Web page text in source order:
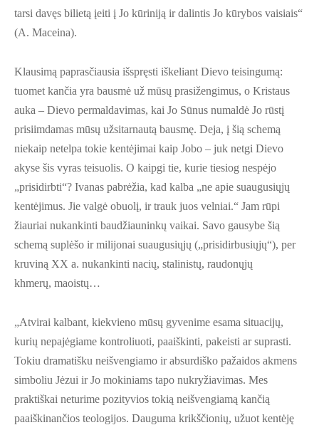
tarsi davęs bilietą įeiti į Jo kūriniją ir dalintis Jo kūrybos vaisiais“
(A. Maceina).
Klausimą paprasčiausia išspręsti iškeliant Dievo teisingumą:
tuomet kančia yra bausmė už mūsų prasižengimus, o Kristaus
auka – Dievo permaldavimas, kai Jo Sūnus numaldė Jo rūstį
prisiimdamas mūsų užsitarnautą bausmę. Deja, į šią schemą
niekaip netelpa tokie kentėjimai kaip Jobo – juk netgi Dievo
akyse šis vyras teisuolis. O kaipgi tie, kurie tiesiog nespėjo
„prisidirbti“? Ivanas pabrėžia, kad kalba „ne apie suaugusiųjų
kentėjimus. Jie valgė obuolį, ir trauk juos velniai.“ Jam rūpi
žiauriai nukankinti baudžiauninkų vaikai. Savo gausybe šią
schemą suplėšo ir milijonai suaugusiųjų („prisidirbusiųjų“), per
kruviną XX a. nukankinti nacių, stalinistų, raudonųjų
khmerų, maoistų…
„Atvirai kalbant, kiekvieno mūsų gyvenime esama situacijų,
kurių nepajėgiame kontroliuoti, paaiškinti, pakeisti ar suprasti.
Tokiu dramatišku neišvengiamo ir absurdiško pažaidos akmens
simboliu Jėzui ir Jo mokiniams tapo nukryžiavimas. Mes
praktiškai neturime pozityvios tokią neišvengiamą kančią
paaiškinančios teologijos. Dauguma krikščionių, užuot kentėję